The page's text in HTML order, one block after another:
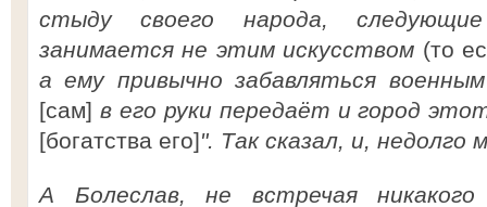
стыду своего народа,
занимается не этим искусством (то
а ему привычно забавляться
[сам] в его руки передаёт и город
[богатства его]". Так сказал, и, недолго
А Болеслав, не встречая